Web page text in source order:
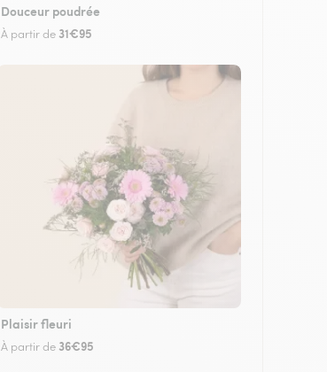
Douceur poudrée
À partir de 31€95
Plaisir fleuri
À partir de 36€95